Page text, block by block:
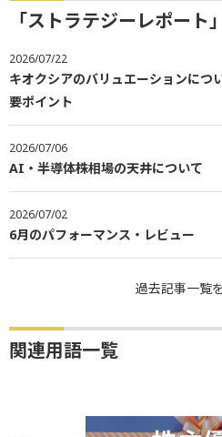
「ストラテジーレポー
2026/07/22
キオクシアのバリュエーションに
要ポイント
2026/07/06
AI・半導体株相場の天井について
2026/07/02
6月のパフォーマンス・レビュー
過去記事一覧
関連用語一覧